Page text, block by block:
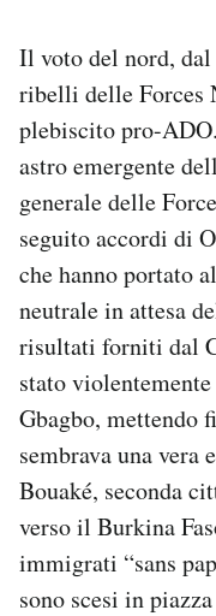
Il voto del nord,
ribelli delle Forces
plebiscito pro-
astro emergente
generale delle
seguito accordi di
che hanno portato
neutrale in attesa
risultati forniti dal
stato
Gbagbo, mettendo
sembrava una
Bouaké, seconda
verso il Burkina
immigrati “sans
sono scesi in